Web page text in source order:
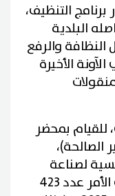
التنظيف،
البلدية
والرفع
الأخيرة
للقيام بمحضر
الصالحة)،
لصناعة
الحديد "الفولاذ" تطبيقا لمقتضيات الأمر عدد 423